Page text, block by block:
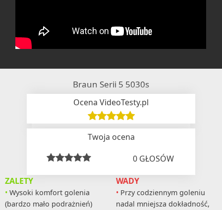
Braun Serii 5 5030s
Ocena VideoTesty.pl
Twoja ocena
0GŁOSÓW
ZALETY
Wysoki komfort golenia
(bardzo mało podrażnień)
WADY
Przy codziennym goleniu
nadal mniejsza dokładność,